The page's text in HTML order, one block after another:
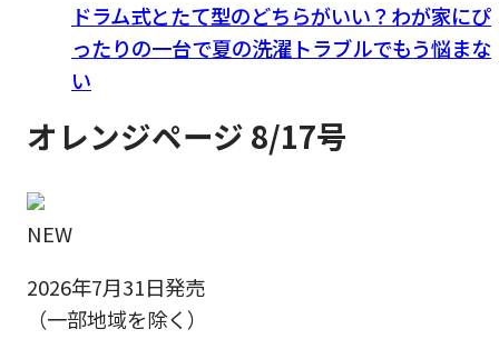
ドラム式とたて型のどちらがいい？わが家にぴ
ったりの一台で夏の洗濯トラブルでもう悩まな
い
オレンジページ 8/17号
NEW
2026年7月31日発売
（一部地域を除く）